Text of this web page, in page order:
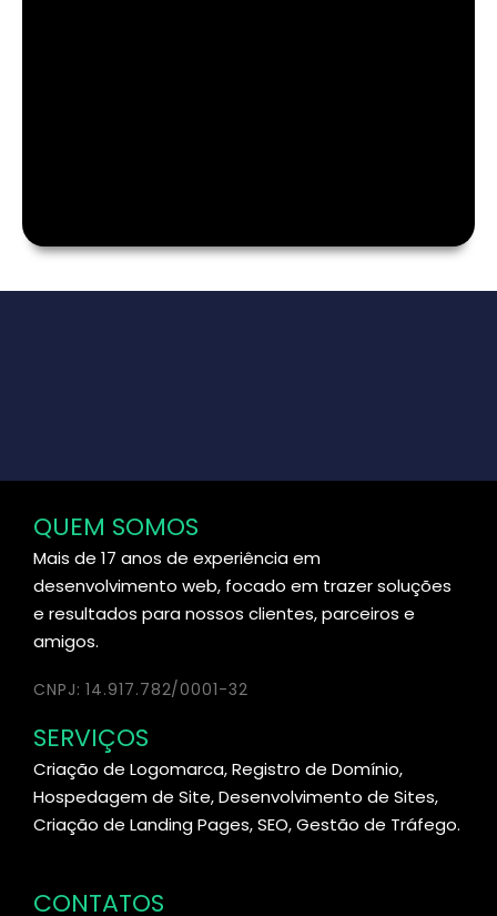
QUEM SOMOS
Mais de 17 anos de experiência em
desenvolvimento web, focado em trazer soluções
e resultados para nossos clientes, parceiros e
amigos.
CNPJ: 14.917.782/0001-32
SERVIÇOS
Criação de Logomarca, Registro de Domínio,
Hospedagem de Site, Desenvolvimento de Sites,
Criação de Landing Pages, SEO, Gestão de Tráfego.
CONTATOS